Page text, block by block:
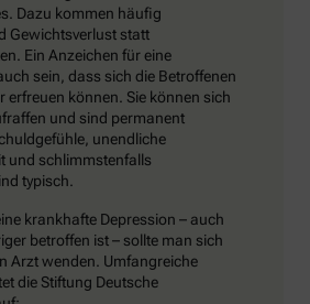
Dazu kommen häufig
Gewichtsverlust statt
Ein Anzeichen für eine
sein, dass sich die Betroffenen
erfreuen können. Sie können sich
und sind permanent
unendliche
und schlimmstenfalls
typisch.
krankhafte Depression – auch
betroffen ist – sollte man sich
Arzt wenden. Umfangreiche
die Stiftung Deutsche